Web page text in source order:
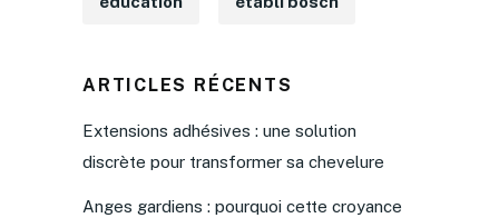
ARTICLES RÉCENTS
Extensions adhésives : une solution
discrète pour transformer sa chevelure
Anges gardiens : pourquoi cette croyance